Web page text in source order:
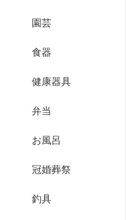
園芸
食器
健康器具
弁当
お風呂
冠婚葬祭
釣具